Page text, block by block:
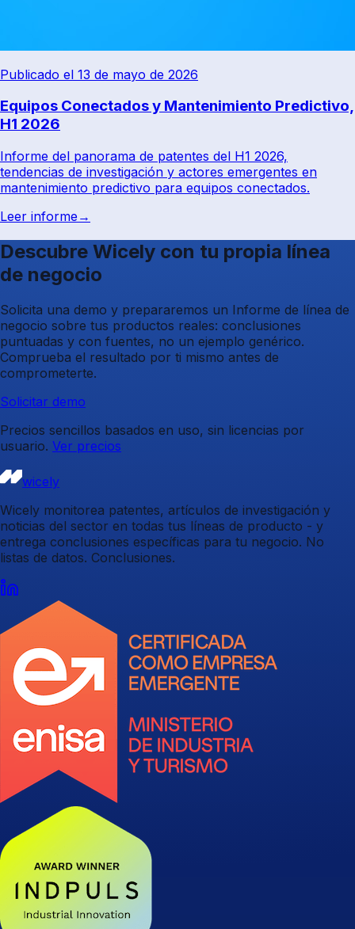
Publicado el 13 de mayo de 2026
Equipos Conectados y Mantenimiento Predictivo,
H1 2026
Informe del panorama de patentes del H1 2026,
tendencias de investigación y actores emergentes en
mantenimiento predictivo para equipos conectados.
Leer informe →
Descubre Wicely con tu propia línea
de negocio
Solicita una demo y prepararemos un Informe de línea de
negocio sobre tus productos reales: conclusiones
puntuadas y con fuentes, no un ejemplo genérico.
Comprueba el resultado por ti mismo antes de
comprometerte.
Solicitar demo
Precios sencillos basados en uso, sin licencias por
usuario. Ver precios
wicely
Wicely monitorea patentes, artículos de investigación y
noticias del sector en todas tus líneas de producto - y
entrega conclusiones específicas para tu negocio. No
listas de datos. Conclusiones.